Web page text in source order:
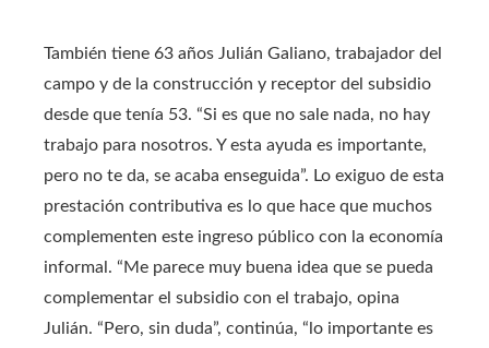
También tiene 63 años Julián Galiano, trabajador del
campo y de la construcción y receptor del subsidio
desde que tenía 53. “Si es que no sale nada, no hay
trabajo para nosotros. Y esta ayuda es importante,
pero no te da, se acaba enseguida”. Lo exiguo de esta
prestación contributiva es lo que hace que muchos
complementen este ingreso público con la economía
informal. “Me parece muy buena idea que se pueda
complementar el subsidio con el trabajo, opina
Julián. “Pero, sin duda”, continúa, “lo importante es